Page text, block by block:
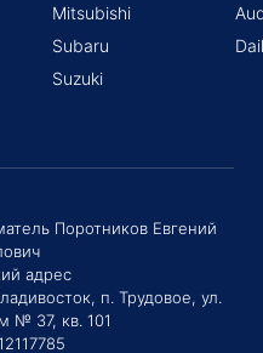
Mitsubishi
Subaru
Suzuki
Поротников Евгений
адрес
п. Трудовое, ул.
№ 37, кв. 101